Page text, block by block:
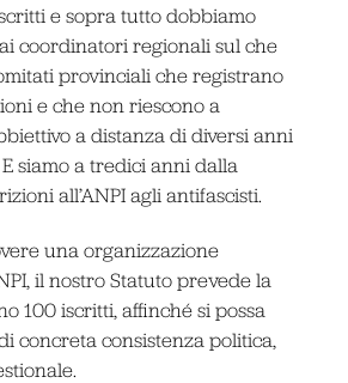
e sopra tutto dobbiamo
coordinatori regionali sul che
provinciali che registrano
e che non riescono a
a distanza di diversi anni
siamo a tredici anni dalla
all’ANPI agli antifascisti.
una organizzazione
il nostro Statuto prevede la
100 iscritti, affinché si possa
concreta consistenza politica,